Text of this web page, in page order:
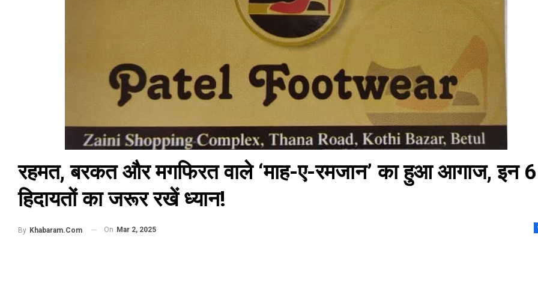
रहमत, बरकत और मगफिरत वाले ‘माह-ए-रमजान’ का हुआ आगाज, इन 6
हिदायतों का जरूर रखें ध्यान!
By Khabaram.Com On Mar 2, 2025